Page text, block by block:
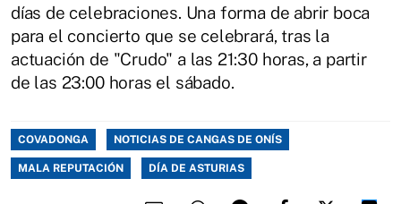
días de celebraciones. Una forma de abrir boca
para el concierto que se celebrará, tras la
actuación de "Crudo" a las 21:30 horas, a partir
de las 23:00 horas el sábado.
COVADONGA NOTICIAS DE CANGAS DE ONÍS
MALA REPUTACIÓN DÍA DE ASTURIAS